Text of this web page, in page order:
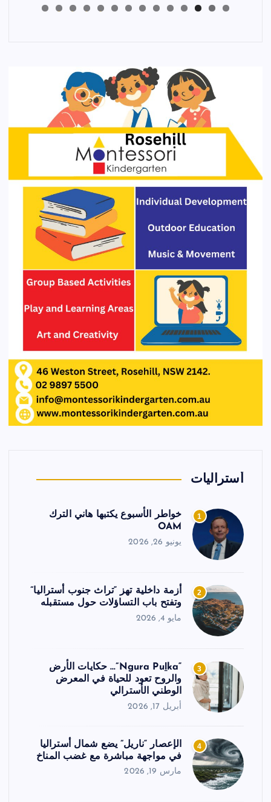
أستراليات
1
خواطر الأسبوع يكتبها هاني الترك
OAM
يونيو 26, 2026
2
أزمة داخلية تهز “تراث جنوب أستراليا”
وتفتح باب التساؤلات حول مستقبله
مايو 4, 2026
3
“Ngura Puḻka”… حكايات الأرض
والروح تعود للحياة في المعرض
الوطني الأسترالي
أبريل 17, 2026
4
الإعصار “ناريل” يضع شمال أستراليا
في مواجهة مباشرة مع غضب المناخ
مارس 19, 2026